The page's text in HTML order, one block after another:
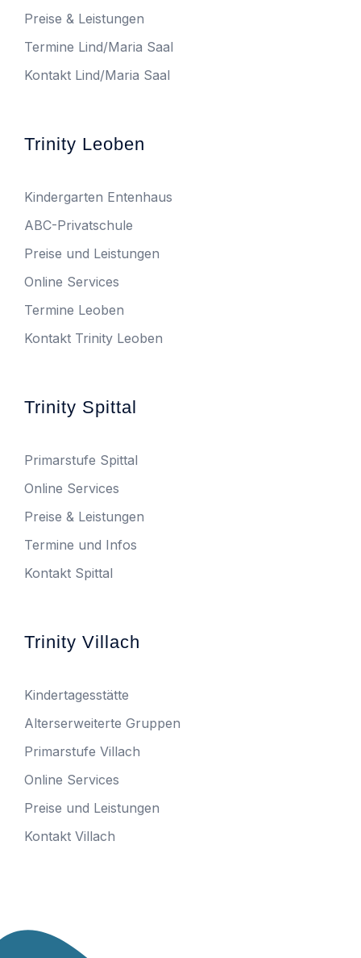
Preise & Leistungen
Termine Lind/Maria Saal
Kontakt Lind/Maria Saal
Trinity Leoben
Kindergarten Entenhaus
ABC-Privatschule
Preise und Leistungen
Online Services
Termine Leoben
Kontakt Trinity Leoben
Trinity Spittal
Primarstufe Spittal
Online Services
Preise & Leistungen
Termine und Infos
Kontakt Spittal
Trinity Villach
Kindertagesstätte
Alterserweiterte Gruppen
Primarstufe Villach
Online Services
Preise und Leistungen
Kontakt Villach